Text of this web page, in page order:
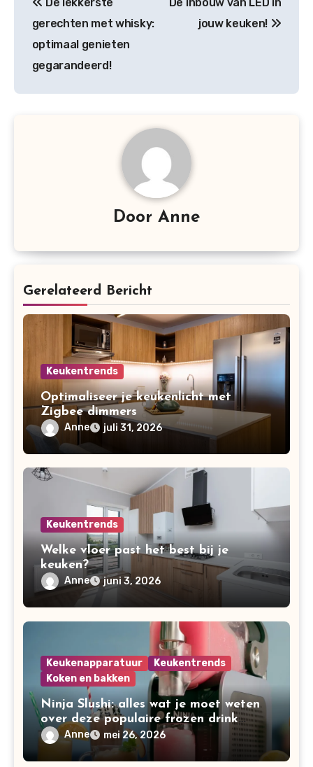
navigatie
De lekkerste
gerechten met whisky:
optimaal genieten
gegarandeerd!
De inbouw van LED in
jouw keuken!
Door Anne
Gerelateerd Bericht
Keukentrends
Optimaliseer je keukenlicht met
Zigbee dimmers
Anne juli 31, 2026
Keukentrends
Welke vloer past het best bij je
keuken?
Anne juni 3, 2026
Keukenapparatuur
Keukentrends
Koken en bakken
Ninja Slushi: alles wat je moet weten
over deze populaire frozen drink
makerAnne mei 26, 2026